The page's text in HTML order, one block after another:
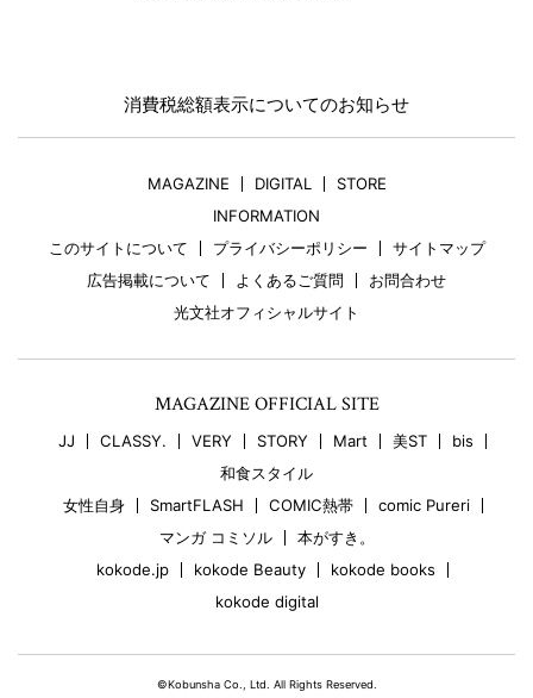
消費税総額表示についてのお知らせ
MAGAZINE DIGITAL
STORE
INFORMATION
このサイトについて
プライバシーポリシー
サイトマップ
広告掲載について
よくあるご質問
お問合わせ
光文社オフィシャルサイト
MAGAZINE OFFICIAL SITE
JJ CLASSY. VERY STORY Mart 美ST
bis
和食スタイル
女性自身
SmartFLASH COMIC熱帯
comic Pureri
マンガ コミソル
本がすき。
kokode.jp
kokode Beauty
kokode books
kokode digital
©Kobunsha Co., Ltd. All Rights Reserved.